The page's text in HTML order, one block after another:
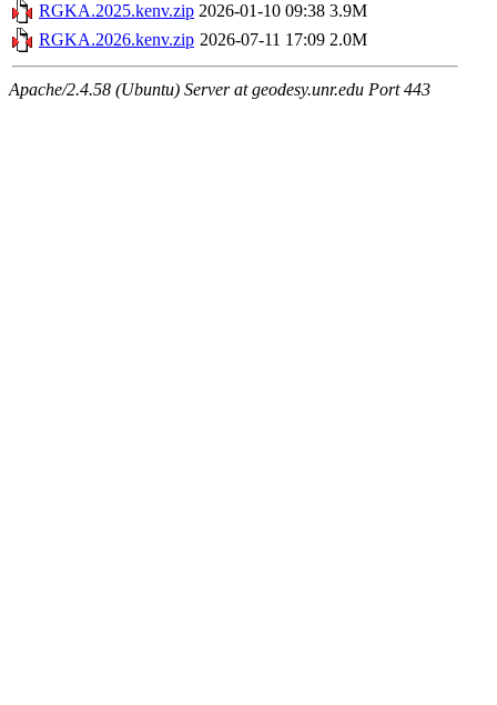
RGKA.2025.kenv.zip 2026-01-10 09:38 3.9M
RGKA.2026.kenv.zip 2026-07-11 17:09 2.0M
Apache/2.4.58 (Ubuntu) Server at geodesy.unr.edu Port 443